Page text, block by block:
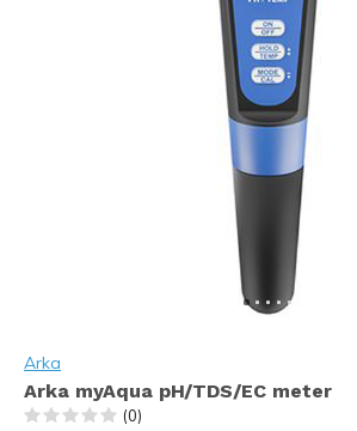
Arka
Arka myAqua pH/TDS/EC meter
(0)